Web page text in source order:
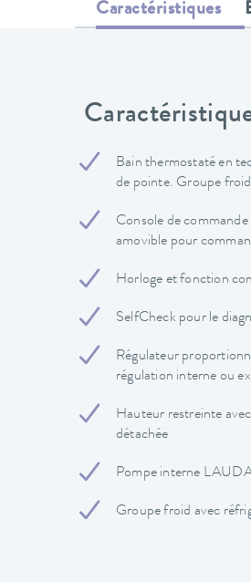
Caractéristiques
Bain thermostaté en
de pointe. Groupe
Console de
amovible pour
Horloge et fonction
SelfCheck pour le
Régulateur
régulation interne ou
Hauteur restreinte
détachée
Pompe interne
Groupe froid avec